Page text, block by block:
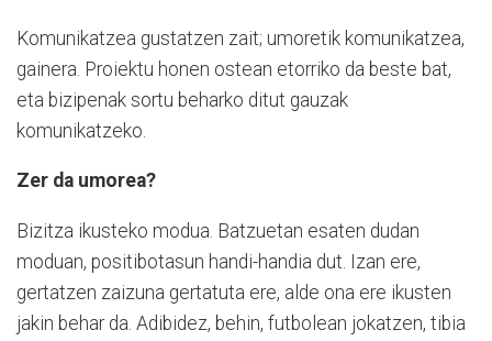
Komunikatzea gustatzen zait; umoretik komunikatzea,
gainera. Proiektu honen ostean etorriko da beste bat,
eta bizipenak sortu beharko ditut gauzak
komunikatzeko.
Zer da umorea?
Bizitza ikusteko modua. Batzuetan esaten dudan
moduan, positibotasun handi-handia dut. Izan ere,
gertatzen zaizuna gertatuta ere, alde ona ere ikusten
jakin behar da. Adibidez, behin, futbolean jokatzen, tibia